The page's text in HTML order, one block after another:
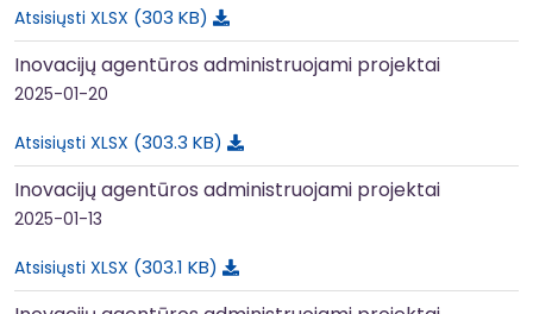
Atsisiųsti XLSX 303 KB
Inovacijų agentūros administruojami projektai
2025-01-20
Atsisiųsti XLSX 303.3 KB
Inovacijų agentūros administruojami projektai
2025-01-13
Atsisiųsti XLSX 303.1 KB